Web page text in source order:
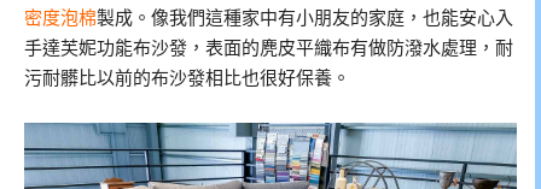
密度泡棉製成。像我們這種家中有小朋友的家庭，也能安心入
手達芙妮功能布沙發，表面的麂皮平織布有做防潑水處理，耐
污耐髒比以前的布沙發相比也很好保養。